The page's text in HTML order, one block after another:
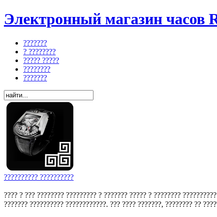
Электронный магазин часов
???????
? ????????
????? ?????
????????
???????
?????????? ??????????
???? ? ??? ???????? ????????? ? ??????? ????? ? ????????
??????? ?????????? ????????????. ??? ???? ???????, ???????? ??